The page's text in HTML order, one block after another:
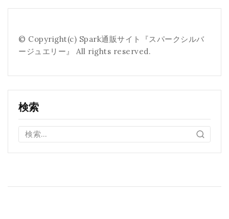
© Copyright(c) Spark通販サイト『スパークシルバ
ージュエリー』 All rights reserved.
検索